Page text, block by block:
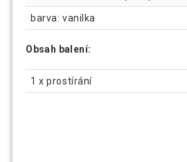
barva: vanilka
Obsah balení:
1 x prostírání